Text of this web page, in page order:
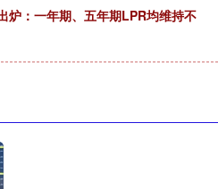
炉：一年期、五年期LPR均维持不